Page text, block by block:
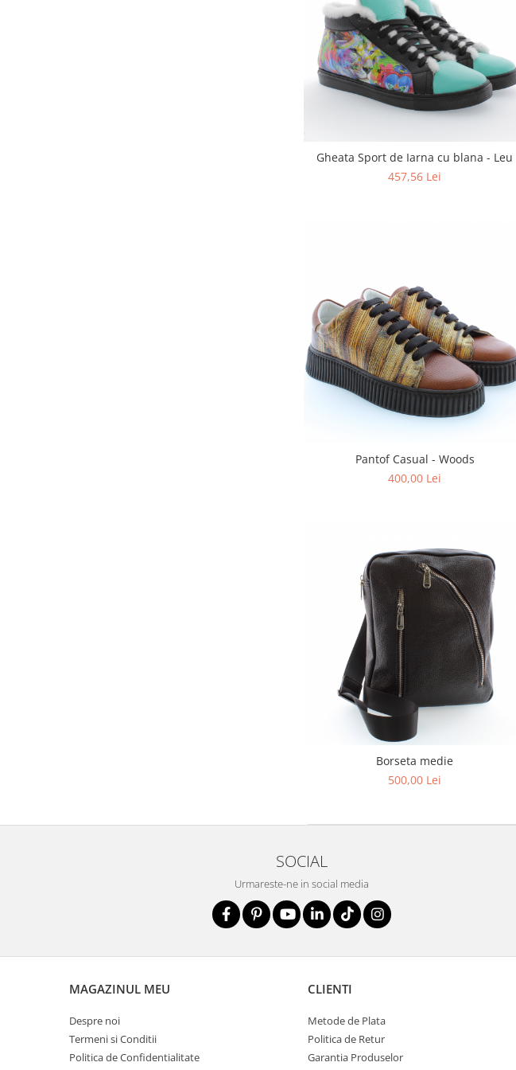
Gheata Sport de Iarna cu blana - Leu
457,56 Lei
Pantof Casual - Woods
400,00 Lei
Borseta medie
500,00 Lei
SOCIAL
Urmareste-ne in social media
MAGAZINUL MEU
Despre noi
Termeni si Conditii
Politica de Confidentialitate
CLIENTI
Metode de Plata
Politica de Retur
Garantia Produselor